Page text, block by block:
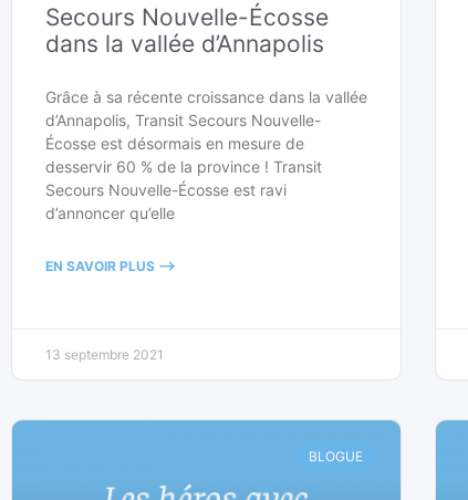
Secours Nouvelle-Écosse
dans la vallée d’Annapolis
Grâce à sa récente croissance dans la vallée
d’Annapolis, Transit Secours Nouvelle-
Écosse est désormais en mesure de
desservir 60 % de la province ! Transit
Secours Nouvelle-Écosse est ravi
d’annoncer qu’elle
EN SAVOIR PLUS -->
13 septembre 2021
BLOGUE